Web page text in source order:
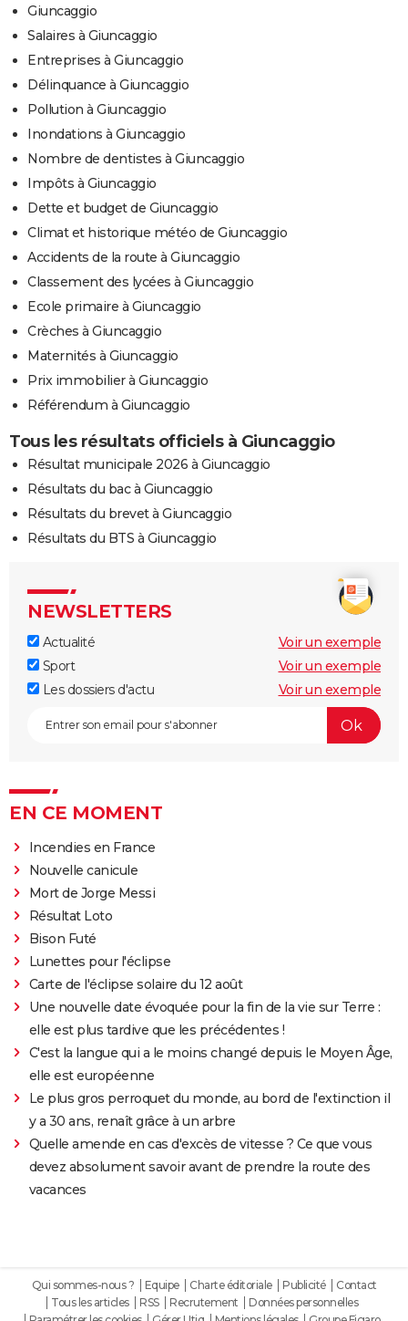
Giuncaggio
Salaires à Giuncaggio
Entreprises à Giuncaggio
Délinquance à Giuncaggio
Pollution à Giuncaggio
Inondations à Giuncaggio
Nombre de dentistes à Giuncaggio
Impôts à Giuncaggio
Dette et budget de Giuncaggio
Climat et historique météo de Giuncaggio
Accidents de la route à Giuncaggio
Classement des lycées à Giuncaggio
Ecole primaire à Giuncaggio
Crèches à Giuncaggio
Maternités à Giuncaggio
Prix immobilier à Giuncaggio
Référendum à Giuncaggio
Tous les résultats officiels à Giuncaggio
Résultat municipale 2026 à Giuncaggio
Résultats du bac à Giuncaggio
Résultats du brevet à Giuncaggio
Résultats du BTS à Giuncaggio
NEWSLETTERS
Actualité
Voir un exemple
Sport
Voir un exemple
Les dossiers d'actu
Voir un exemple
EN CE MOMENT
Incendies en France
Nouvelle canicule
Mort de Jorge Messi
Résultat Loto
Bison Futé
Lunettes pour l'éclipse
Carte de l'éclipse solaire du 12 août
Une nouvelle date évoquée pour la fin de la vie sur Terre :
elle est plus tardive que les précédentes !
C'est la langue qui a le moins changé depuis le Moyen Âge,
elle est européenne
Le plus gros perroquet du monde, au bord de l'extinction il
y a 30 ans, renaît grâce à un arbre
Quelle amende en cas d'excès de vitesse ? Ce que vous
devez absolument savoir avant de prendre la route des
vacances
Qui sommes-nous ? Equipe Charte éditoriale Publicité
Contact
Tous les articles
RSS Recrutement
Données personnelles